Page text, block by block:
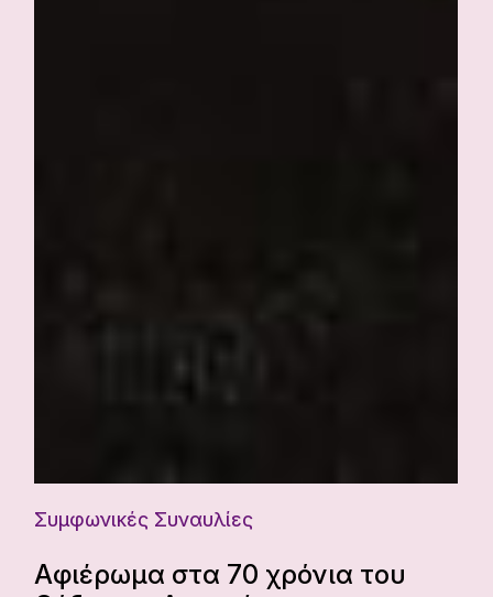
Συμφωνικές Συναυλίες
Αφιέρωμα στα 70 χρόνια του